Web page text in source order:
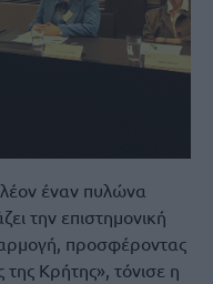
έναν πυλώνα
την επιστημονική
προσφέροντας
της Κρήτης», τόνισε η